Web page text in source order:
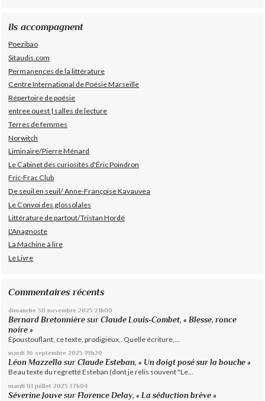
Ils accompagnent
Poezibao
Sitaudis.com
Permanences de la littérature
Centre International de Poésie Marseille
Répertoire de poésie
entree ouest | salles de lecture
Terres de femmes
Norwitch
Liminaire/Pierre Ménard
Le Cabinet des curiosités d'Éric Poindron
Fric-Frac Club
De seuil en seuil/ Anne-Françoise Kavauvea
Le Convoi des glossolales
Littérature de partout/Tristan Hordé
L'Anagnoste
La Machine à lire
Le Livre
Commentaires récents
dimanche 30 novembre 2025 21h00
Bernard Bretonnière surClaude Louis-Combet, « Blesse, ronce
noire »
Époustouflant, ce texte, prodigieux,. Quelle écriture,...
mardi 16 septembre 2025 19h20
Léon Mazzella surClaude Esteban, « Un doigt posé sur la bouche »
Beau texte du regretté Esteban (dont je relis souvent "Le...
mardi 01 juillet 2025 17h04
Séverine Jouve surFlorence Delay, « La séduction brève »